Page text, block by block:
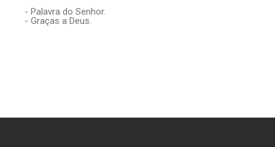
- Palavra do Senhor.
- Graças a Deus.